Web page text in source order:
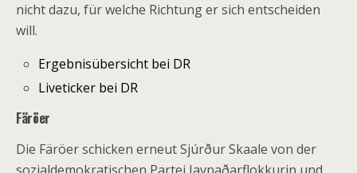
nicht dazu, für welche Richtung er sich entscheiden
will.
Ergebnisübersicht bei DR
Liveticker bei DR
Färöer
Die Färöer schicken erneut Sjúrður Skaale von der